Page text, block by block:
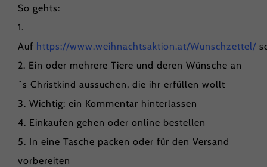
So gehts:
1.
Auf https://www.weihnachtsaktion.at/Wunschzettel/
2. Ein oder mehrere Tiere und deren Wünsche an
´s Christkind aussuchen, die ihr erfüllen wollt
3. Wichtig: ein Kommentar hinterlassen
4. Einkaufen gehen oder online bestellen
5. In eine Tasche packen oder für den Versand
vorbereiten